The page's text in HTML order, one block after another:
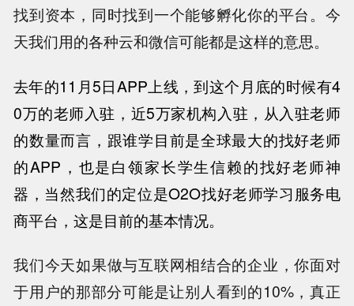
找到资本，同时找到一个能够孵化你的平台。今
天我们用的各种云和微信可能都是这样的意思。
去年的11月5日APP上线，到这个月底的时候有4
0万的老师入驻，近5万家机构入驻，从入驻老师
的数量而言，跟谁学目前是全球最大的找好老师
的APP，也是白领家长学生信赖的找好老师神
器，当然我们的定位是O2O找好老师学习服务电
商平台，这是目前的基本情况。
我们今天如果做与互联网相结合的企业，你面对
于用户的那部分可能是让别人看到的10%，真正